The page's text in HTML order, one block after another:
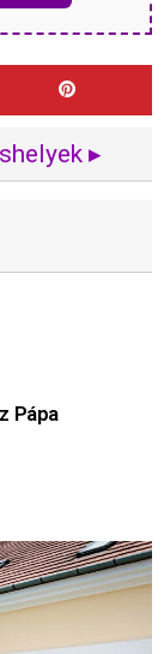
▸
Pápa